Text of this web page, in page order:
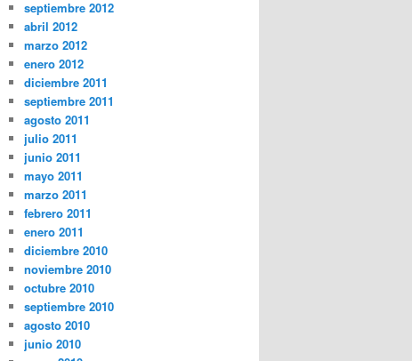
septiembre 2012
abril 2012
marzo 2012
enero 2012
diciembre 2011
septiembre 2011
agosto 2011
julio 2011
junio 2011
mayo 2011
marzo 2011
febrero 2011
enero 2011
diciembre 2010
noviembre 2010
octubre 2010
septiembre 2010
agosto 2010
junio 2010